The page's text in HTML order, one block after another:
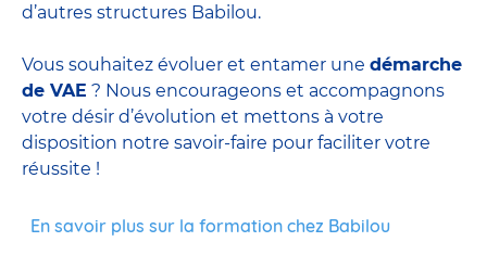
d’autres structures Babilou.
Vous souhaitez évoluer et entamer une démarche
de VAE ? Nous encourageons et accompagnons
votre désir d’évolution et mettons à votre
disposition notre savoir-faire pour faciliter votre
réussite !
En savoir plus sur la formation chez Babilou